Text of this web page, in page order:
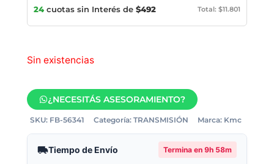
24 cuotas sin Interés de $492 Total: $11.801
Sin existencias
¿NECESITÁS ASESORAMIENTO?
SKU: FB-56341 Categoría: TRANSMISIÓN Marca: Kmc
Tiempo de Envío Termina en 9h 58m